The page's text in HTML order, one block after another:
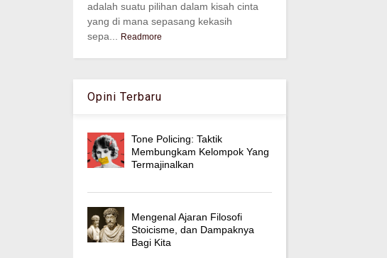
adalah suatu pilihan dalam kisah cinta
yang di mana sepasang kekasih
sepa...
Readmore
Opini Terbaru
Tone Policing: Taktik
Membungkam Kelompok Yang
Termajinalkan
Mengenal Ajaran Filosofi
Stoicisme, dan Dampaknya
Bagi Kita